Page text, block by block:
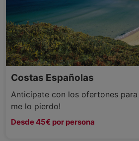
Costas Españolas
Anticípate con los ofertones para
me lo pierdo!
Desde 45€ por persona